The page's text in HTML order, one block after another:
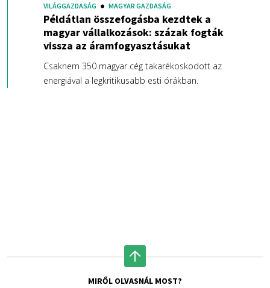
VILÁGGAZDASÁG MAGYAR GAZDASÁG
Példátlan összefogásba kezdtek a
magyar vállalkozások: százak fogták
vissza az áramfogyasztásukat
Csaknem 350 magyar cég takarékoskodott az
energiával a legkritikusabb esti órákban.
MIRŐL OLVASNÁL MOST?